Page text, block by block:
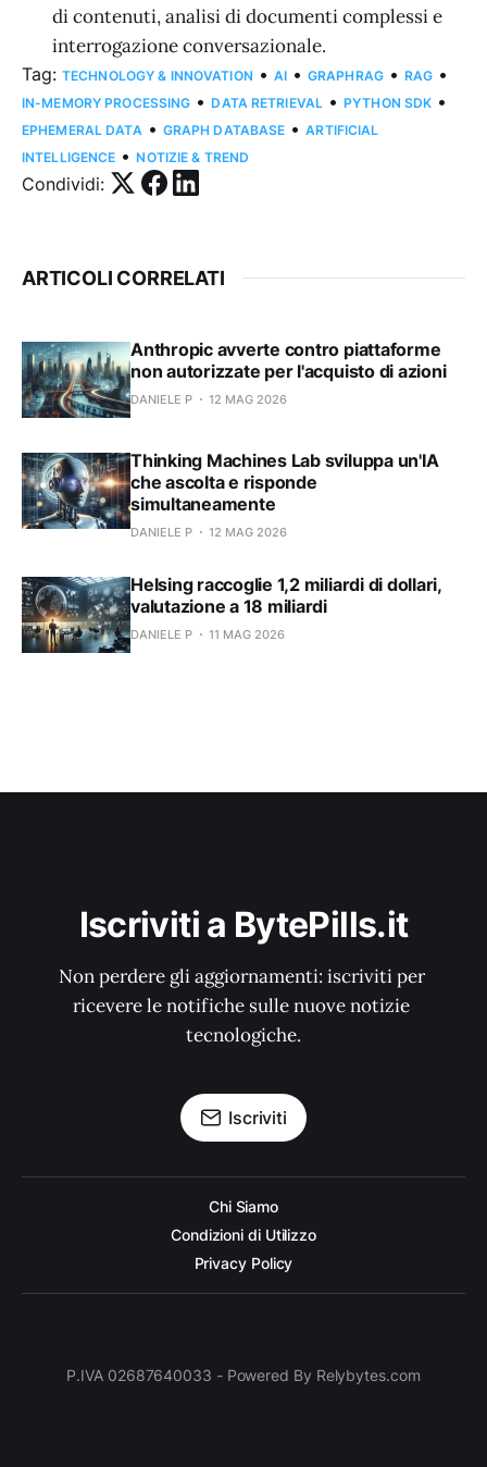
di contenuti, analisi di documenti complessi e
interrogazione conversazionale.
Tag: TECHNOLOGY & INNOVATION • AI • GRAPHRAG • RAG •
IN-MEMORY PROCESSING • DATA RETRIEVAL • PYTHON SDK •
EPHEMERAL DATA • GRAPH DATABASE • ARTIFICIAL
INTELLIGENCE • NOTIZIE & TREND
Condividi:
ARTICOLI CORRELATI
Anthropic avverte contro piattaforme
non autorizzate per l'acquisto di azioni
DANIELE P 12 MAG 2026
Thinking Machines Lab sviluppa un'IA
che ascolta e risponde
simultaneamente
DANIELE P 12 MAG 2026
Helsing raccoglie 1,2 miliardi di dollari,
valutazione a 18 miliardi
DANIELE P 11 MAG 2026
Iscriviti a BytePills.it
Non perdere gli aggiornamenti: iscriviti per
ricevere le notifiche sulle nuove notizie
tecnologiche.
Iscriviti
Chi Siamo
Condizioni di Utilizzo
Privacy Policy
P.IVA 02687640033 - Powered By Relybytes.com